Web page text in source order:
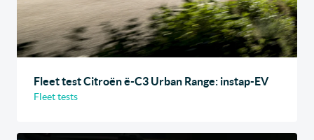
Fleet test Citroën ë-C3 Urban Range: instap-EV
Fleet tests